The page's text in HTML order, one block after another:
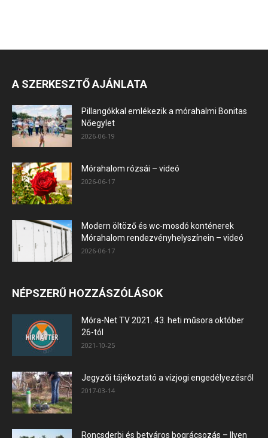
A SZERKESZTŐ AJÁNLATA
Pillangókkal emlékezik a mórahalmi Bonitas
Nőegylet
2026-06-19
Mórahalom rózsái – videó
2026-06-17
Modern öltöző és wc-mosdó konténerek
Mórahalom rendezvényhelyszínein – videó
2026-06-17
NÉPSZERŰ HOZZÁSZÓLÁSOK
Móra-Net TV 2021. 43. heti műsora október
26-tól
2021-10-25
Jegyzői tájékoztató a vízjogi engedélyezésről
2017-03-14
Roncsderbi és betyáros bográcsozás – Ilyen